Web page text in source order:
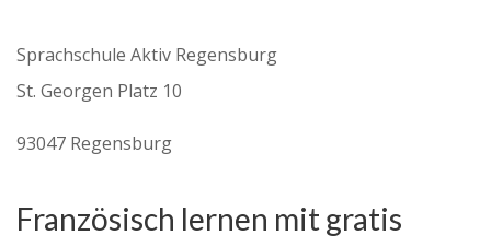
Sprachschule Aktiv Regensburg
St. Georgen Platz 10
93047 Regensburg
Französisch lernen mit gratis